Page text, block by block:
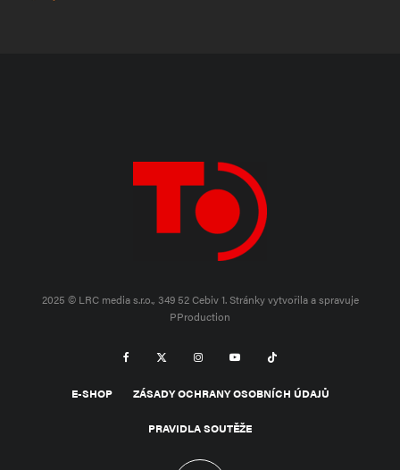
2025 © LRC media s.r.o., 349 52 Cebiv 1.Stránky vytvořila a spravuje
PProduction
E-SHOP ZÁSADY OCHRANY OSOBNÍCH ÚDAJŮ
PRAVIDLA SOUTĚŽE